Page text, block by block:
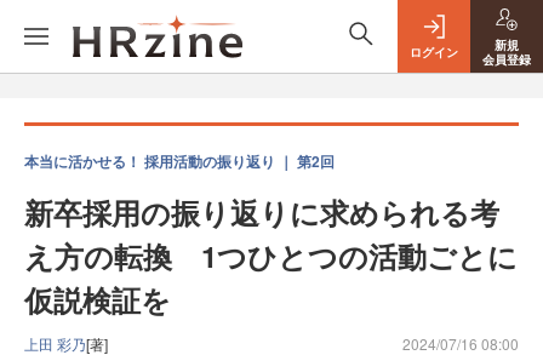
ログイン
新規
会員登録
本当に活かせる！ 採用活動の振り返り ｜ 第2回
新卒採用の振り返りに求められる考
え方の転換 1つひとつの活動ごとに
仮説検証を
上田 彩乃[著] 2024/07/16 08:00